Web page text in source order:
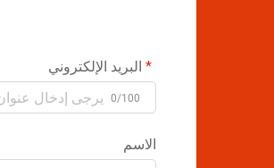
البريد الإلكتروني
0/100
الاسم